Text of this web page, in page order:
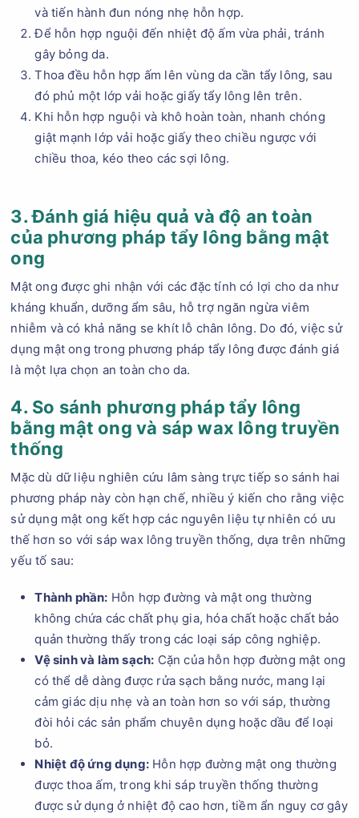
và tiến hành đun nóng nhẹ hỗn hợp.
Để hỗn hợp nguội đến nhiệt độ ấm vừa phải, tránh
gây bỏng da.
Thoa đều hỗn hợp ấm lên vùng da cần tẩy lông, sau
đó phủ một lớp vải hoặc giấy tẩy lông lên trên.
Khi hỗn hợp nguội và khô hoàn toàn, nhanh chóng
giật mạnh lớp vải hoặc giấy theo chiều ngược với
chiều thoa, kéo theo các sợi lông.
3. Đánh giá hiệu quả và độ an toàn
của phương pháp tẩy lông bằng mật
ong
Mật ong được ghi nhận với các đặc tính có lợi cho da như
kháng khuẩn, dưỡng ẩm sâu, hỗ trợ ngăn ngừa viêm
nhiễm và có khả năng se khít lỗ chân lông. Do đó, việc sử
dụng mật ong trong phương pháp tẩy lông được đánh giá
là một lựa chọn an toàn cho da.
4. So sánh phương pháp tẩy lông
bằng mật ong và sáp wax lông truyền
thống
Mặc dù dữ liệu nghiên cứu lâm sàng trực tiếp so sánh hai
phương pháp này còn hạn chế, nhiều ý kiến cho rằng việc
sử dụng mật ong kết hợp các nguyên liệu tự nhiên có ưu
thế hơn so với sáp wax lông truyền thống, dựa trên những
yếu tố sau:
Thành phần: Hỗn hợp đường và mật ong thường
không chứa các chất phụ gia, hóa chất hoặc chất bảo
quản thường thấy trong các loại sáp công nghiệp.
Vệ sinh và làm sạch: Cặn của hỗn hợp đường mật ong
có thể dễ dàng được rửa sạch bằng nước, mang lại
cảm giác dịu nhẹ và an toàn hơn so với sáp, thường
đòi hỏi các sản phẩm chuyên dụng hoặc dầu để loại
bỏ.
Nhiệt độ ứng dụng: Hỗn hợp đường mật ong thường
được thoa ấm, trong khi sáp truyền thống thường
được sử dụng ở nhiệt độ cao hơn, tiềm ẩn nguy cơ gây